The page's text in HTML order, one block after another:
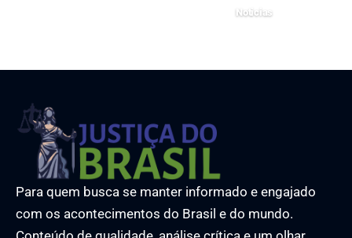
Noticias
Para quem busca se manter informado e engajado
com os acontecimentos do Brasil e do mundo.